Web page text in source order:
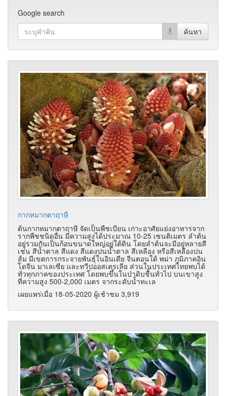
Google search
กากหมากตาฤาษี
ต้นกากหมากตาฤาษี จัดเป็นพืชเบียน เกาะอาศัยแย่งอาหารจาก
รากพืชชนิดอื่น มีความสูงได้ประมาณ 10-25 เซนติเมตร ลำต้น
อยู่รวมกันเป็นก้อนขนาดใหญ่อยู่ใต้ดิน โดยลำต้นจะมีอยู่หลายสี
เช่น สีน้ำตาล สีแดง สีแดงปนน้ำตาล สีเหลือง หรือสีเหลืองปน
ส้ม มีเขตการกระจายพันธุ์ในอินเดีย จีนตอนใต้ พม่า ภูมิภาคอิน
โดจีน มาเลเซีย และทวีปออสเตรเลีย ส่วนในประเทศไทยพบได้
ทั่วทุกภาคของประเทศ โดยพบขึ้นในป่าดิบชื้นทั่วไป บนเขาสูง
ที่ความสูง 500-2,000 เมตร จากระดับน้ำทะเล
เผยแพร่เมื่อ 18-05-2020 ผู้เช้าชม 3,919